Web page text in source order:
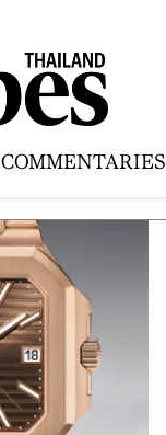
COMMENTARIES